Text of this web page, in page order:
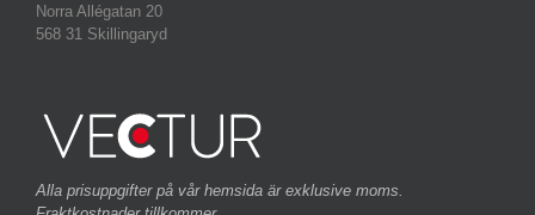
Norra Allégatan 20
568 31 Skillingaryd
Alla prisuppgifter på vår hemsida är exklusive moms.